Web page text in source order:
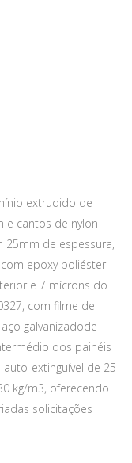
extrudido de
e cantos de nylon
25mm de espessura,
epoxy poliéster
e 7 mícrons do
com filme de
galvanizadode
dos painéis
extinguível de 25
kg/m3, oferecendo
solicitações